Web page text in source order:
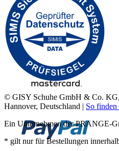
© GISY Schuhe GmbH & Co.
Hannover, Deutschland | So finden
Ein Unternehmen der PRANGE-
* gilt nur für Bestellungen